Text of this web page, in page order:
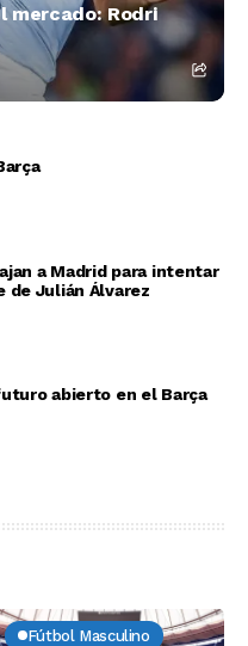
mercado: Rodri
a Madrid para intentar
de Julián Álvarez
abierto en el Barça
Fútbol Masculino